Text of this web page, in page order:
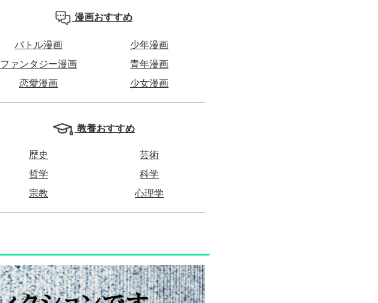
漫画おすすめ
バトル漫画
少年漫画
ファンタジー漫画
青年漫画
恋愛漫画
少女漫画
教養おすすめ
歴史
芸術
哲学
科学
宗教
心理学